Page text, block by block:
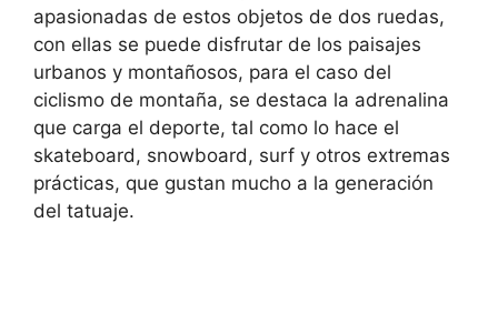
apasionadas de estos objetos de dos ruedas,
con ellas se puede disfrutar de los paisajes
urbanos y montañosos, para el caso del
ciclismo de montaña, se destaca la adrenalina
que carga el deporte, tal como lo hace el
skateboard, snowboard, surf y otros extremas
prácticas, que gustan mucho a la generación
del tatuaje.